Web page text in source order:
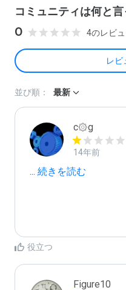
コミュニティは何と
0 4のレビ
レビ
並び順： 最新
c۞g
14年前
... 続きを読む
役立つ
Figure10